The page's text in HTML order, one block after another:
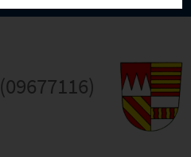
(09677116)